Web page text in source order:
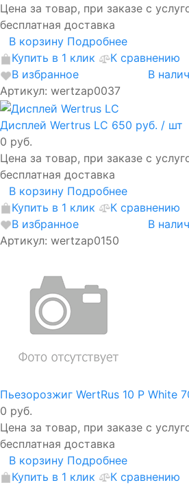
Цена за товар, при заказе с
бесплатная доставка
В корзину Подробнее
Купить в 1 клик
К сравнению
В избранное
В
Артикул: wertzap0037
Дисплей Wertrus LC 650 руб. / шт
0 руб.
Цена за товар, при заказе с
бесплатная доставка
В корзину Подробнее
Купить в 1 клик
К сравнению
В избранное
В
Артикул: wertzap0150
Пьезорозжиг WertRus 10 P White
0 руб.
Цена за товар, при заказе с
бесплатная доставка
В корзину Подробнее
Купить в 1 клик
К сравнению